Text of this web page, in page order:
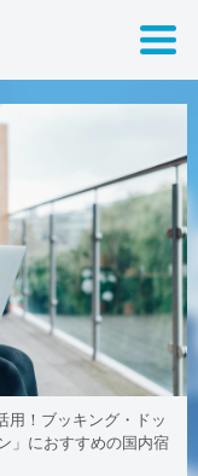
テレワークでも取引先